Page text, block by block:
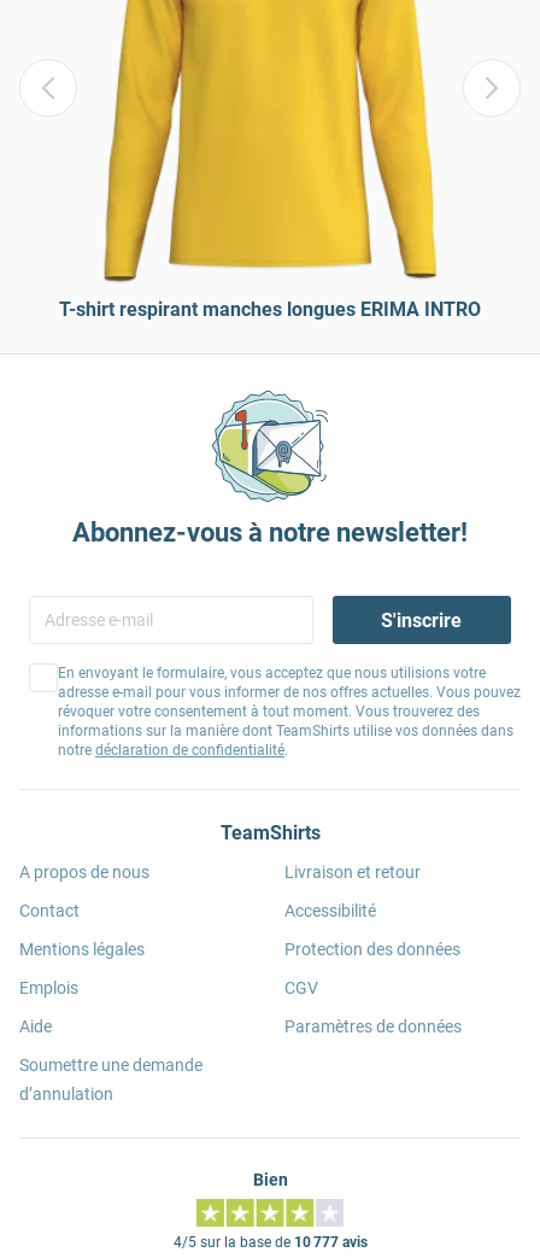
T-shirt respirant manches longues ERIMA INTRO
Abonnez-vous à notre newsletter!
S'inscrire
En envoyant le formulaire, vous acceptez que nous utilisions votre
adresse e-mail pour vous informer de nos offres actuelles. Vous pouvez
révoquer votre consentement à tout moment. Vous trouverez des
informations sur la manière dont TeamShirts utilise vos données dans
notre déclaration de confidentialité.
TeamShirts
A propos de nous
Contact
Mentions légales
Emplois
Aide
Soumettre une demande
d’annulation
Livraison et retour
Accessibilité
Protection des données
CGV
Paramètres de données
Bien
4/5 sur la base de 10 777 avis